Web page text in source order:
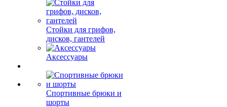
Стойки для грифов,
дисков, гантелей
Аксессуары
Спортивные брюки и
шорты